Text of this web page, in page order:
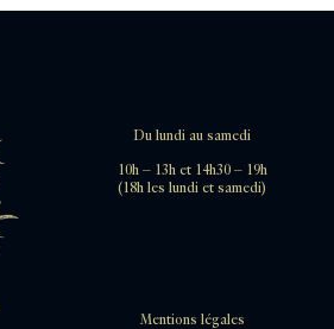
Du lundi au samedi
10h – 13h et 14h30 – 19h
(18h les lundi et samedi)
Mentions légales